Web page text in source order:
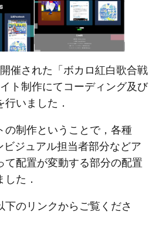
催された「ボカロ紅白歌合戦
ト制作にてコーディング及び
いました．
の制作ということで，各種
ビジュアル担当者部分などア
て配置が変動する部分の配置
た．
下のリンクからご覧くださ